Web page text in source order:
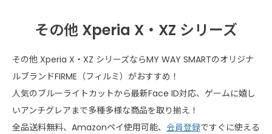
その他 Xperia X・XZ シリーズ
その他 Xperia X・XZ シリーズならMY WAY SMARTのオリジナ
ルブランドFIRME（フィルミ）がおすすめ！
人気のブルーライトカットから最新Face ID対応、ゲームに嬉し
いアンチグレアまで多種多様な商品を取り揃え！
全品送料無料、Amazonペイ使用可能、 会員登録ですぐに使える